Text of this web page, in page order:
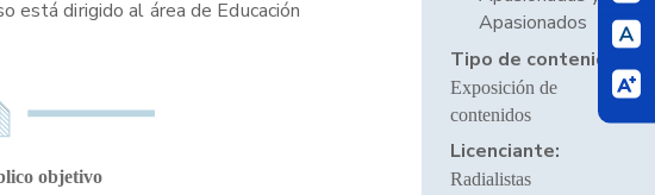
está dirigido al área de Educación
objetivo
Apasionados
Tipo de contenido:
Exposición de
contenidos
Licenciante:
Radialistas